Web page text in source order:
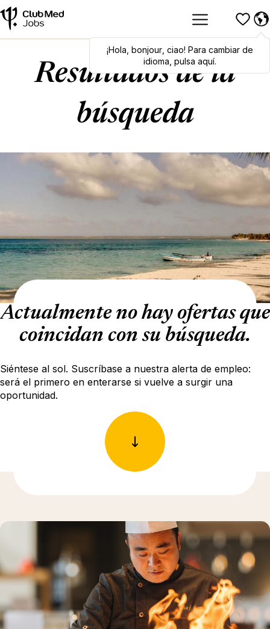
Hola,bonjour,ciao! To switch
languages, click here!
¡Hola bonjour, ciao! Para cambiar de
idioma, pulsa aquí.
Resultados de la
búsqueda
Actualmente no hay ofertas que
coincidan con su búsqueda.
Siéntese al sol. Suscríbase a nuestra alerta de empleo:
será el primero en enterarse si vuelve a surgir una
oportunidad.